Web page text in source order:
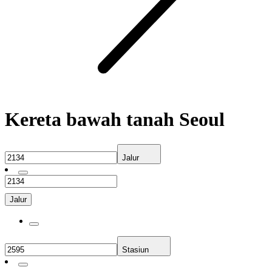
Kereta bawah tanah Seoul
Jalur
Jalur
Stasiun